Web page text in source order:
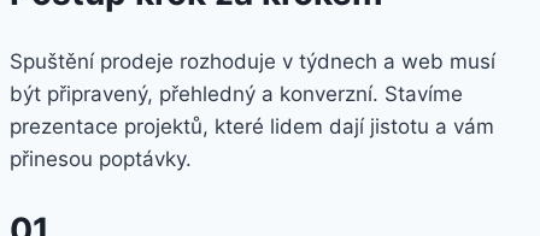
Spuštění prodeje rozhoduje v týdnech a web musí
být připravený, přehledný a konverzní. Stavíme
prezentace projektů, které lidem dají jistotu a vám
přinesou poptávky.